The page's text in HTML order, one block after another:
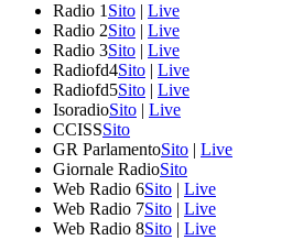
Radio 1 Sito | Live
Radio 2Sito | Live
Radio 3Sito | Live
Radiofd4Sito | Live
Radiofd5Sito | Live
IsoradioSito | Live
CCISSSito
GR ParlamentoSito | Live
Giornale RadioSito
Web Radio 6Sito | Live
Web Radio 7Sito | Live
Web Radio 8Sito | Live